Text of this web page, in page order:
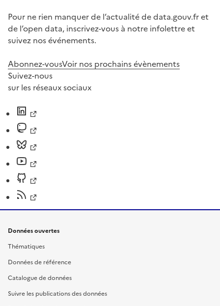
Pour ne rien manquer de l’actualité de data.gouv.fr et
de l’open data, inscrivez-vous à notre infolettre et
suivez nos événements.
Abonnez-vousVoir nos prochains évènements
Suivez-nous
sur les réseaux sociaux
Données ouvertes
Thématiques
Données de référence
Catalogue de données
Suivre les publications des données